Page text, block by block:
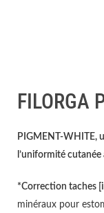
FILORGA
PIGMENT-WHITE,
l’uniformité
*Correction taches
minéraux pour